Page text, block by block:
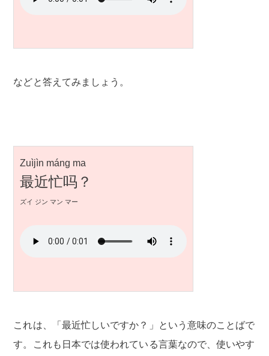
などと答えてみましょう。
Zuìjìn máng ma
最近忙吗？
ズイ ジン マン マー
これは、「最近忙しいですか？」という意味のことばで
す。これも日本では使われている言葉なので、使いやす